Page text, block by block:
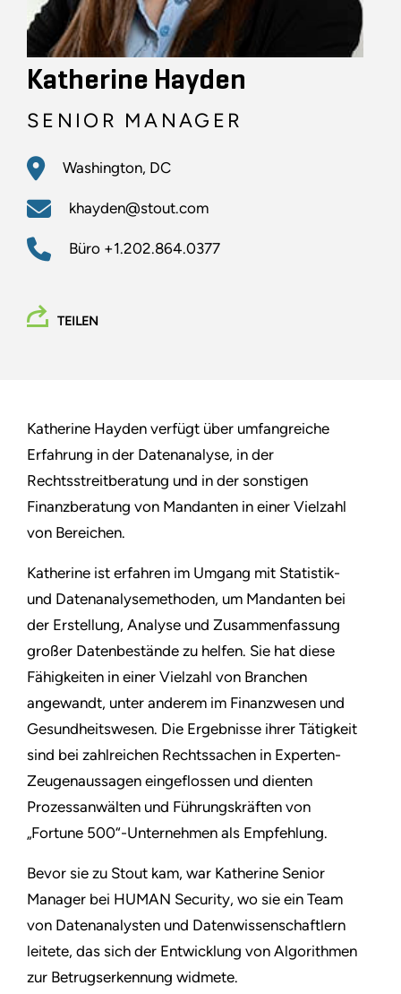
Katherine Hayden
SENIOR MANAGER
Washington, DC
khayden@stout.com
Büro +1.202.864.0377
TEILEN
Katherine Hayden verfügt über umfangreiche
Erfahrung in der Datenanalyse, in der
Rechtsstreitberatung und in der sonstigen
Finanzberatung von Mandanten in einer Vielzahl
von Bereichen.
Katherine ist erfahren im Umgang mit Statistik-
und Datenanalysemethoden, um Mandanten bei
der Erstellung, Analyse und Zusammenfassung
großer Datenbestände zu helfen. Sie hat diese
Fähigkeiten in einer Vielzahl von Branchen
angewandt, unter anderem im Finanzwesen und
Gesundheitswesen. Die Ergebnisse ihrer Tätigkeit
sind bei zahlreichen Rechtssachen in Experten-
Zeugenaussagen eingeflossen und dienten
Prozessanwälten und Führungskräften von
„Fortune 500“-Unternehmen als Empfehlung.
Bevor sie zu Stout kam, war Katherine Senior
Manager bei HUMAN Security, wo sie ein Team
von Datenanalysten und Datenwissenschaftlern
leitete, das sich der Entwicklung von Algorithmen
zur Betrugserkennung widmete.